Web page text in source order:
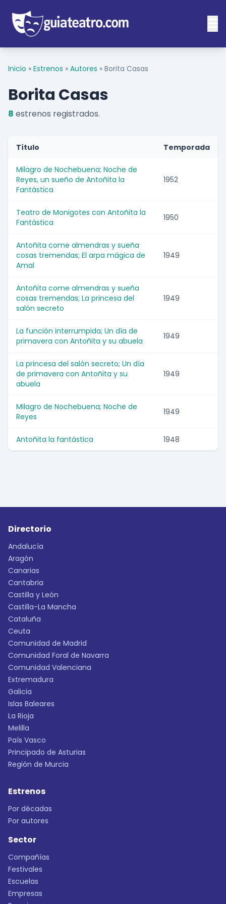
Inicio » Estrenos » Autores » Borita Casas
Borita Casas
8 estrenos registrados.
Título Temporada
Milagro de Nochebuena; Noche de
Reyes, un sueño de Antoñita la
Fantástica
1952
Teatro de Monigotes con Antoñita la
Fantástica
1950
Antoñita come almendras y sueña
cosas tremendas; El arpa mágica de
Amal
1949
Antoñita come almendras y sueña
cosas tremendas; La princesa del
salón secreto
1949
La función interrumpida; Un día de
primavera con Antoñita y su abuela
1949
La princesa del salón secreto; Un día
de primavera con Antoñita y su
abuela
1949
Milagro de Nochebuena; Noche de
Reyes
1949
Antoñita la fantástica 1948
Directorio
Andalucía
Aragón
Canarias
Cantabria
Castilla y León
Castilla-La Mancha
Cataluña
Ceuta
Comunidad de Madrid
Comunidad Foral de Navarra
Comunidad Valenciana
Extremadura
Galicia
Islas Baleares
La Rioja
Melilla
País Vasco
Principado de Asturias
Región de Murcia
Estrenos
Por décadas
Por autores
Sector
Compañías
Festivales
Escuelas
Empresas